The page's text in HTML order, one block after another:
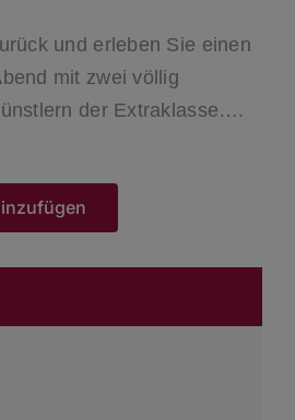
und erleben Sie einen
mit zwei völlig
der Extraklasse….